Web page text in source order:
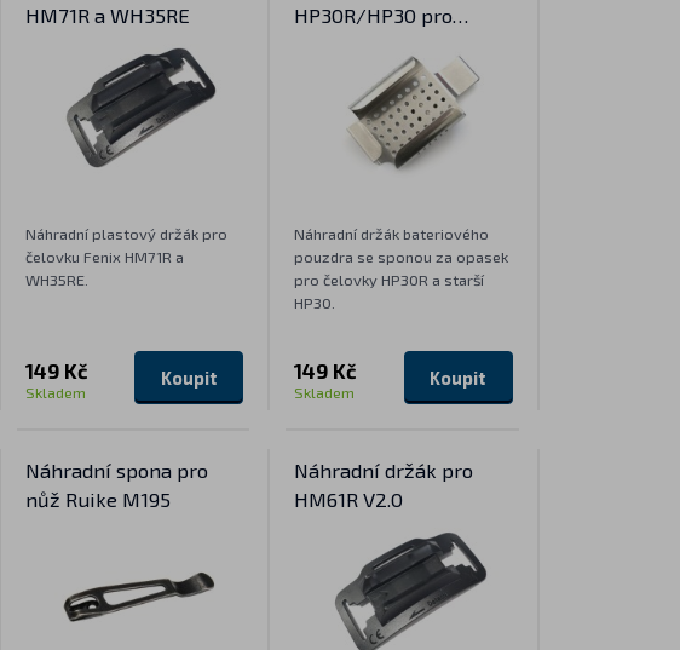
HM71R a WH35RE
Náhradní plastový držák pro
čelovku Fenix HM71R a
WH35RE.
149 Kč
Skladem
Koupit
HP30R/HP30 pro
Náhradní držák bateriového
pouzdra se sponou za opasek
pro čelovky HP30R a starší
HP30.
149 Kč
Skladem
Koupit
Náhradní spona pro
nůž Ruike M195
Náhradní držák pro
HM61R V2.0